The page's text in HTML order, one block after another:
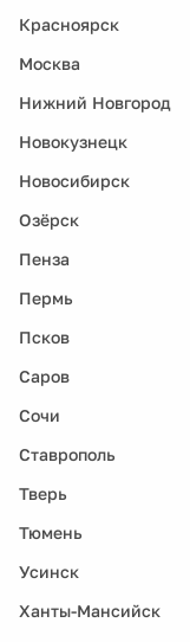
Красноярск
Москва
Нижний Новгород
Новокузнецк
Новосибирск
Озёрск
Пенза
Пермь
Псков
Саров
Сочи
Ставрополь
Тверь
Тюмень
Усинск
Ханты-Мансийск